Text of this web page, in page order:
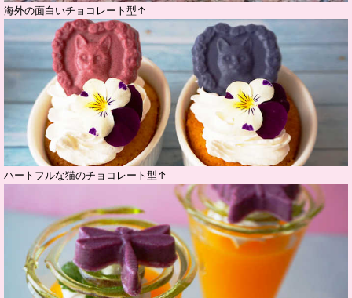
海外の面白いチョコレート型↑
ハートフルな猫のチョコレート型↑